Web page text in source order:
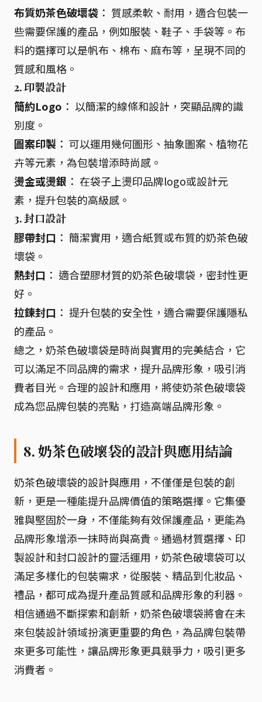
布質奶茶色破壞袋 ： 質感柔軟、耐用，適合包裝一
些需要保護的產品，例如服裝、鞋子、手袋等。布
料的選擇可以是帆布、棉布、麻布等，呈現不同的
質感和風格。
2. 印製設計
簡約Logo ： 以簡潔的線條和設計，突顯品牌的識
別度。
圖案印製 ： 可以運用幾何圖形、抽象圖案、植物花
卉等元素，為包裝增添時尚感。
燙金或燙銀 ： 在袋子上燙印品牌logo或設計元
素，提升包裝的高級感。
3. 封口設計
膠帶封口 ： 簡潔實用，適合紙質或布質的奶茶色破
壞袋。
熱封口 ： 適合塑膠材質的奶茶色破壞袋，密封性更
好。
拉鍊封口 ： 提升包裝的安全性，適合需要保護隱私
的產品。
總之，奶茶色破壞袋是時尚與實用的完美結合，它
可以滿足不同品牌的需求，提升品牌形象，吸引消
費者目光。合理的設計和應用，將使奶茶色破壞袋
成為您品牌包裝的亮點，打造高端品牌形象。
8. 奶茶色破壞袋的設計與應用結論
奶茶色破壞袋的設計與應用，不僅僅是包裝的創
新，更是一種能提升品牌價值的策略選擇。它集優
雅與堅固於一身，不僅能夠有效保護產品，更能為
品牌形象增添一抹時尚與高貴。通過材質選擇、印
製設計和封口設計的靈活運用，奶茶色破壞袋可以
滿足多樣化的包裝需求，從服裝、精品到化妝品、
禮品，都可成為提升產品質感和品牌形象的利器。
相信通過不斷探索和創新，奶茶色破壞袋將會在未
來包裝設計領域扮演更重要的角色，為品牌包裝帶
來更多可能性，讓品牌形象更具競爭力，吸引更多
消費者。